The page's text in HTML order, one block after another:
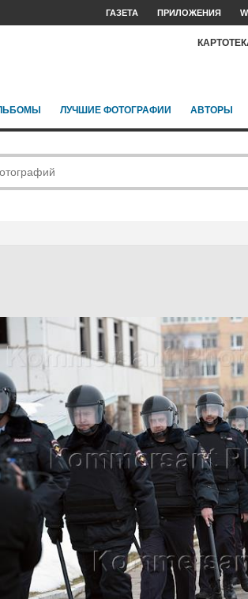
ГАЗЕТА ПРИЛОЖЕНИЯ
ЛУЧШИЕ ФОТОГРАФИИ АВТОРЫ